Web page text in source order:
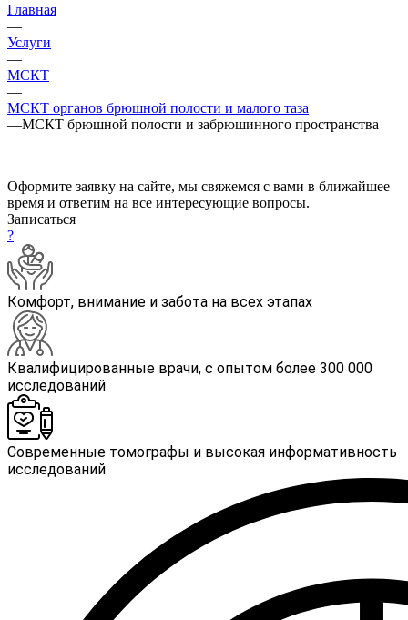
Главная
—
Услуги
—
МСКТ
—
МСКТ органов брюшной полости и малого таза
—МСКТ брюшной полости и забрюшинного пространства
Оформите заявку на сайте, мы свяжемся с вами в ближайшее
время и ответим на все интересующие вопросы.
Записаться
?
Комфорт, внимание и забота на всех этапах
Квалифицированные врачи, с опытом более 300 000
исследований
Современные томографы и высокая информативность
исследований